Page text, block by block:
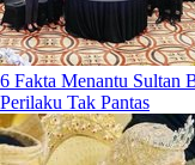
6 Fakta Menantu Sultan
Perilaku Tak Pantas